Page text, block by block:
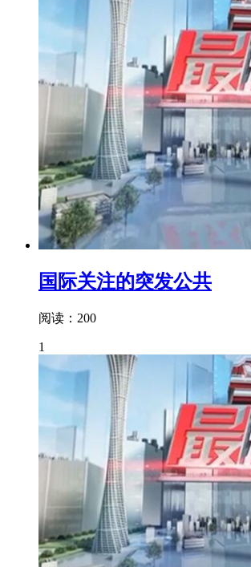
国际关注的突发公共
阅读：200
1